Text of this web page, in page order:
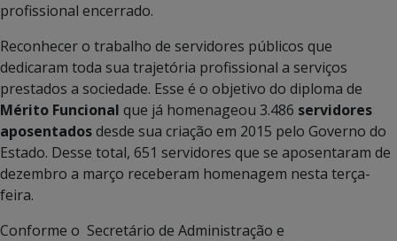
profissional encerrado.
Reconhecer o trabalho de servidores públicos que
dedicaram toda sua trajetória profissional a serviços
prestados a sociedade. Esse é o objetivo do diploma de
Mérito Funcional que já homenageou 3.486 servidores
aposentadosdesde sua criação em 2015 pelo Governo do
Estado. Desse total, 651 servidores que se aposentaram de
dezembro a março receberam homenagem nesta terça-
feira.
Conforme o Secretário de Administração e